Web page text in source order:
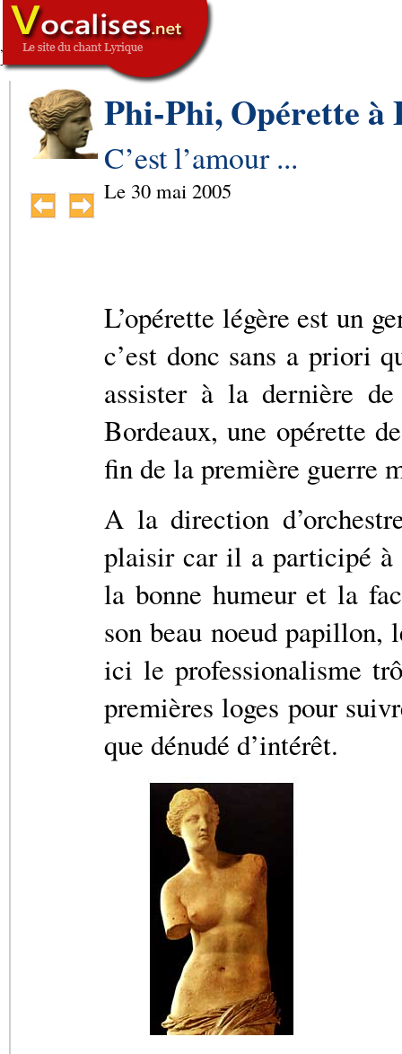
,
SIGNATURE
-->
Phi-Phi, Opérette à
C’est l’amour ...
Le 30 mai 2005
L’opérette légère est un
c’est donc sans a priori
assister à la dernière
Bordeaux, une opérette
fin de la première guerre
A la direction
plaisir car il a participé à
la bonne humeur et la
son beau noeud
ici le professionalisme
premières loges pour
que dénudé d’intérêt.